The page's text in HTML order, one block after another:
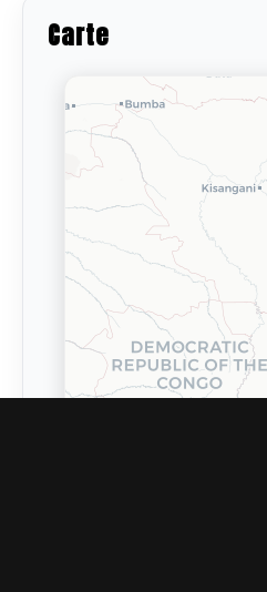
Carte